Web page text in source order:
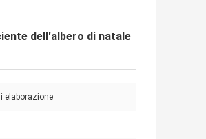
dell'albero di natale
elaborazione